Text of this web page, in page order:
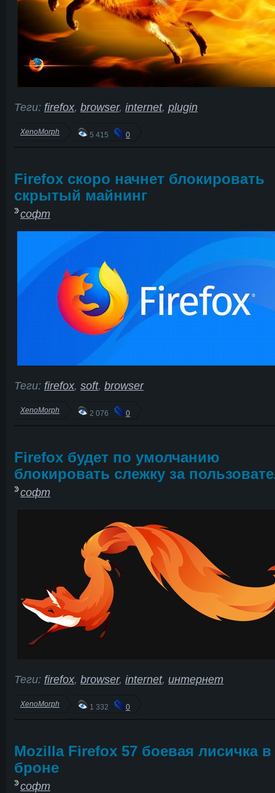
Теги: firefox, browser, internet, plugin
XenoMorph 5 415 0
Firefox скоро начнет блокировать
скрытый майнинг
софт
Теги: firefox, soft, browser
XenoMorph 2 076 0
Firefox будет по умолчанию
блокировать слежку за
софт
Теги: firefox, browser, internet, интернет
XenoMorph 1 332 0
Mozilla Firefox 57 боевая лисичка в
броне
софт